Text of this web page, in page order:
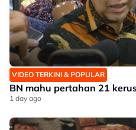
VIDEO TERKINI & POPULAR
BN mahu pertahan 21
1 day ago